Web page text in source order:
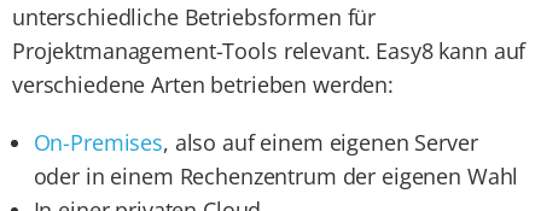
unterschiedliche Betriebsformen für
Projektmanagement-Tools relevant. Easy8 kann auf
verschiedene Arten betrieben werden:
On-Premises, also auf einem eigenen Server
oder in einem Rechenzentrum der eigenen Wahl